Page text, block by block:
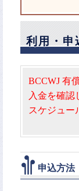
利用・申
BCCWJ 有
入金を確認
スケジュー
申込方